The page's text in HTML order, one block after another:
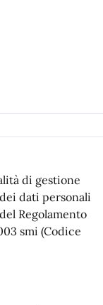
di gestione
dati personali
Regolamento
smi (Codice